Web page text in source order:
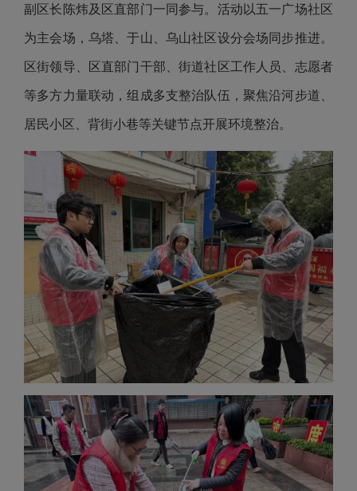
副区长陈炜及区直部门一同参与。活动以五一广场社区
为主会场，乌塔、于山、乌山社区设分会场同步推进。
区街领导、区直部门干部、街道社区工作人员、志愿者
等多方力量联动，组成多支整治队伍，聚焦沿河步道、
居民小区、背街小巷等关键节点开展环境整治。